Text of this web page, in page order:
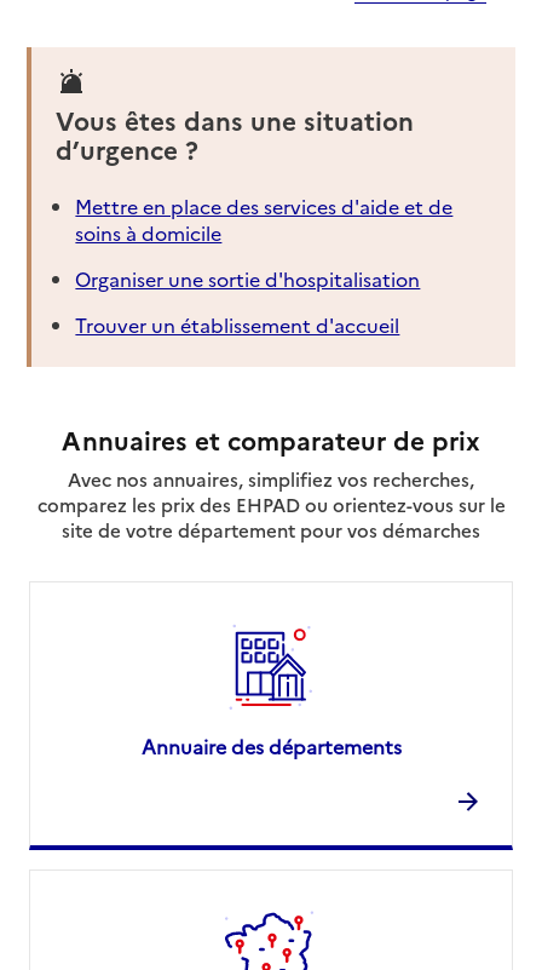
Vous êtes dans une situation
d’urgence ?
Mettre en place des services d'aide et de
soins à domicile
Organiser une sortie d'hospitalisation
Trouver un établissement d'accueil
Annuaires et comparateur de prix
Avec nos annuaires, simplifiez vos recherches,
comparez les prix des EHPAD ou orientez-vous sur le
site de votre département pour vos démarches
Annuaire des départements